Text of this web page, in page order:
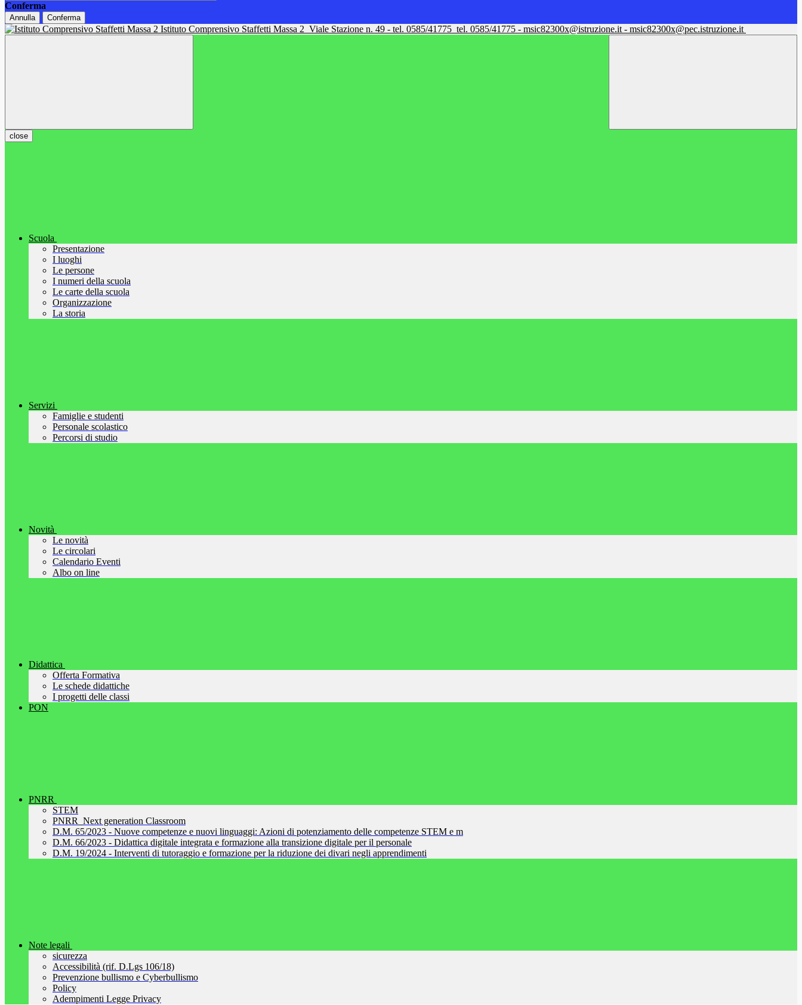
Conferma
Annulla Conferma
Istituto Comprensivo Staffetti Massa 2 Viale Stazione n. 49 - tel. 0585/41775 tel. 0585/41775 - msic82300x@istruzione.it - msic82300x@pec.istruzione.it
close
Scuola
Presentazione
I luoghi
Le persone
I numeri della scuola
Le carte della scuola
Organizzazione
La storia
Servizi
Famiglie e studenti
Personale scolastico
Percorsi di studio
Novità
Le novità
Le circolari
Calendario Eventi
Albo on line
Didattica
Offerta Formativa
Le schede didattiche
I progetti delle classi
PON
PNRR
STEM
PNRR_Next generation Classroom
D.M. 65/2023 - Nuove competenze e nuovi linguaggi: Azioni di potenziamento delle competenze STEM e m
D.M. 66/2023 - Didattica digitale integrata e formazione alla transizione digitale per il personale
D.M. 19/2024 - Interventi di tutoraggio e formazione per la riduzione dei divari negli apprendimenti
Note legali
sicurezza
Accessibilità (rif. D.Lgs 106/18)
Prevenzione bullismo e Cyberbullismo
Policy
Adempimenti Legge Privacy